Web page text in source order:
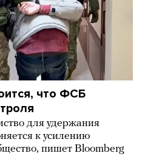
что ФСБ
для удержания
к усилению
пишет Bloomberg